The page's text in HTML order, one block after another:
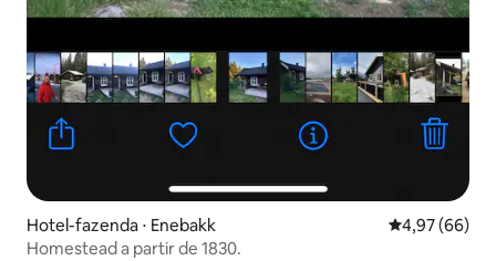
Hotel-fazenda ⋅ Enebakk 4,97 de uma
4,97 (66)
Homestead a partir de 1830.